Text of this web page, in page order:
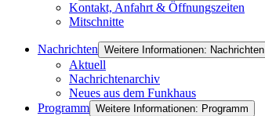
Kontakt, Anfahrt & Öffnungszeiten
Mitschnitte
Nachrichten Weitere Informationen: Nachrichten
Aktuell
Nachrichtenarchiv
Neues aus dem Funkhaus
Programm Weitere Informationen: Programm